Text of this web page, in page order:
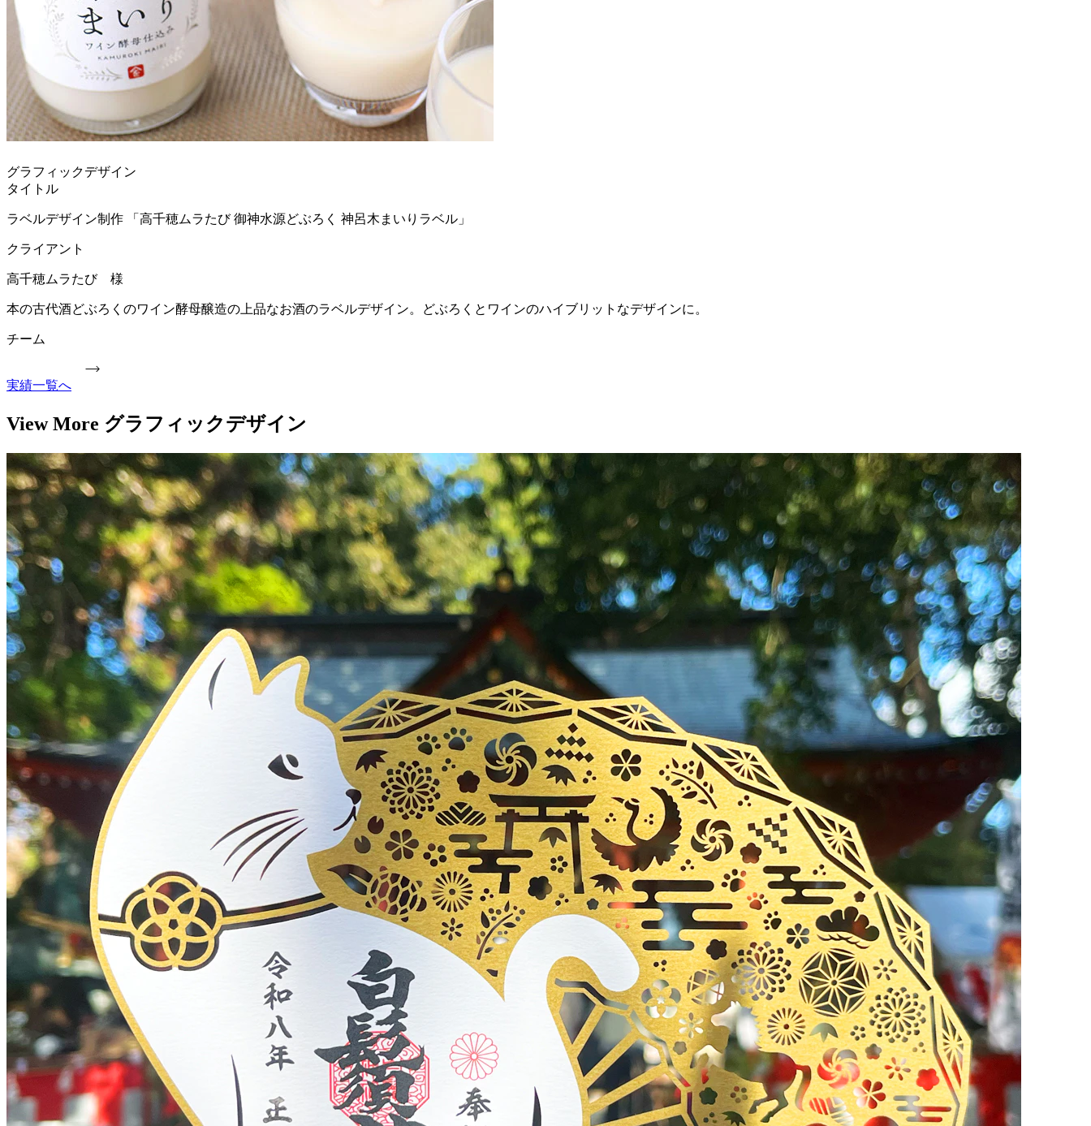
グラフィックデザイン
タイトル
ラベルデザイン制作 「高千穂ムラたび 御神水源どぶろく 神呂木まいりラベル」
クライアント
高千穂ムラたび 様
本の古代酒どぶろくのワイン酵母醸造の上品なお酒のラベルデザイン。どぶろくとワインのハイブリットなデザインに。
チーム
実績一覧へ
View More グラフィックデザイン